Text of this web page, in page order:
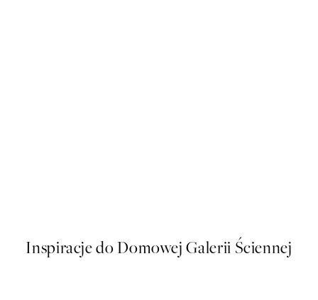
Inspiracje do Domowej Galerii Ściennej